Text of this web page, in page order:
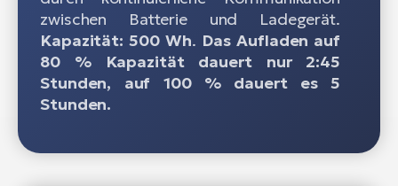
zwischen Batterie und Ladegerät.
Kapazität: 500 Wh. Das Aufladen auf
80 % Kapazität dauert nur 2:45
Stunden, auf 100 % dauert es 5
Stunden.